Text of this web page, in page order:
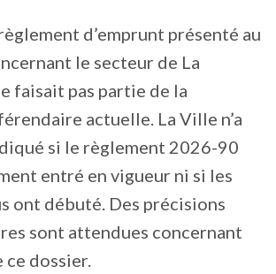
d’emprunt présenté au
le secteur de La
faisait pas partie de la
actuelle. La Ville n’a
si le règlement 2026-90
entré en vigueur ni si les
ont débuté. Des précisions
sont attendues concernant
dossier.